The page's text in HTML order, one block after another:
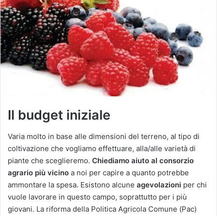
Il budget iniziale
Varia molto in base alle dimensioni del terreno, al tipo di
coltivazione che vogliamo effettuare, alla/alle varietà di
piante che sceglieremo. Chiediamo aiuto al consorzio
agrario più vicino a noi per capire a quanto potrebbe
ammontare la spesa. Esistono alcune agevolazioni per chi
vuole lavorare in questo campo, soprattutto per i più
giovani. La riforma della Politica Agricola Comune (Pac)